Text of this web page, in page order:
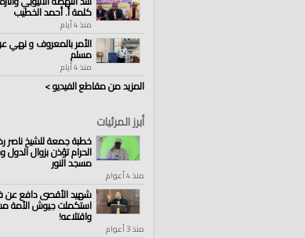
كلمة أ. أحمد الخطيب
منذ 4 أيام
الأمر بالمعروف و نهي
مسلم
منذ 4 أيام
المزيد من مقاطع الفيديو >
أبرز المرئيات
خطبة جمعة للشيخ ناصر
الحرام تؤذن بزوال
مسجد النور
منذ 4 أعوام
شهيد الأقصى دافع عن
استكملت جيوش الأمة
واقتلاعه!
منذ 3 أعوام